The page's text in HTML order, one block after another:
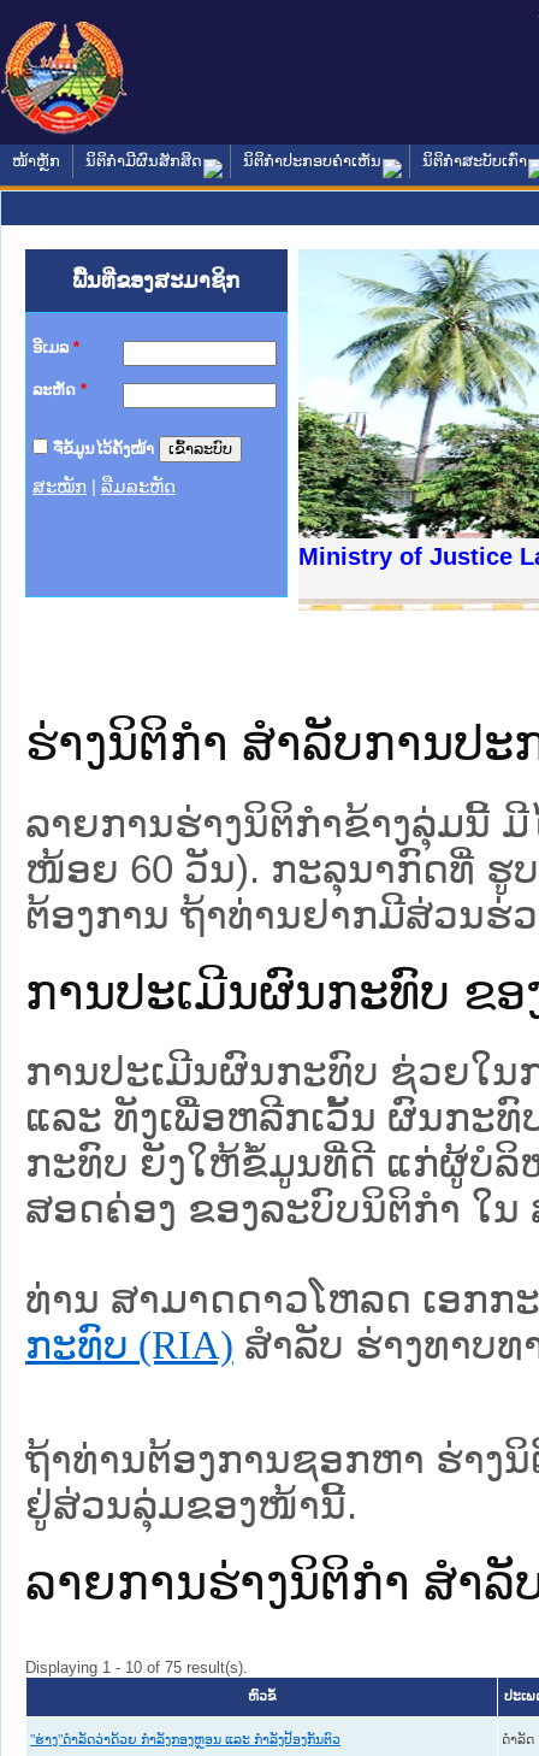
ໜ້າຫຼັກ ນິຕິກໍາມີຜົນສັກສິດ ນິຕິກໍາປະກອບຄໍາເຫັນ ນິຕິກໍາສະບັບເກົ່າ
ພື້ນທີ່ຂອງສະມາຊິກ
ອີເມລ *
ລະຫັດ *
ຈື່ຂໍ້ມູນໄວ້ຄັ້ງໜ້າ
ສະໝັກ ລືມລະຫັດ
Ministry of Justice
ຊາຊົນ ພາກເໜືອ
ການ
ກາງ
ກໃຕ້
ນຕຳຫຼວດປະຊາຊົນ
ສັນຕິບານປະຊາຊົນ
ກເໜືອ
ຊາຊົນ ພາກກາງ
ຮ່າງນິຕິກໍາ ສໍາລັບການປ
ລາຍການຮ່າງນິຕິກຳຂ້າງລຸ່ມນີ້
ໜ້ອຍ 60 ວັນ). ກະລຸນາກົດທີ່ ຮູ
ຕ້ອງການ ຖ້າທ່ານຢາກມີສ່ວນຮ່
ການປະເມີນຜົນກະທົບ ຂອ
ການປະເມີນຜົນກະທົບ ຊ່ວຍໃນ
ແລະ ທັງເພື່ອຫລີກເວັ້ນ ຜົນກະ
ກະທົບ ຍັງໃຫ້ຂໍ້ມູນທີ່ດີ ແກ່ຜູ້ບໍລິ
ສອດຄ່ອງ ຂອງລະບົບນິຕິກໍາ ໃນ
ທ່ານ ສາມາດດາວໂຫລດ ເອກ
ກະທົບ (RIA) ສໍາລັບ ຮ່າງທາບທ
ຖ້າທ່ານຕ້ອງການຊອກຫາ ຮ່າງ
ຢູ່ສ່ວນລຸ່ມຂອງໜ້ານີ້.
ລາຍການຮ່າງນິຕິກໍາ ສໍາ
Displaying 1 - 10 of 75 result(s).
ຫົວຂໍ້ ປະເພ
"ຮ່າງ"ດຳລັດວ່າດ້ວຍ ກຳລັງກອງຫຼອນ ແລະ ກຳລັງປ້ອງກັນຕົວ ດໍາລັດ